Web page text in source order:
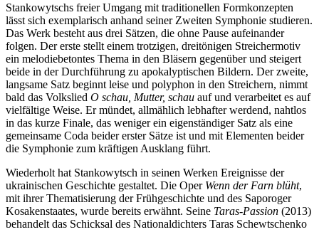
Stankowytschs freier Umgang mit traditionellen Formkonzepten
lässt sich exemplarisch anhand seiner Zweiten Symphonie studieren.
Das Werk besteht aus drei Sätzen, die ohne Pause aufeinander
folgen. Der erste stellt einem trotzigen, dreitönigen Streichermotiv
ein melodiebetontes Thema in den Bläsern gegenüber und steigert
beide in der Durchführung zu apokalyptischen Bildern. Der zweite,
langsame Satz beginnt leise und polyphon in den Streichern, nimmt
bald das Volkslied O schau, Mutter, schau auf und verarbeitet es auf
vielfältige Weise. Er mündet, allmählich lebhafter werdend, nahtlos
in das kurze Finale, das weniger ein eigenständiger Satz als eine
gemeinsame Coda beider erster Sätze ist und mit Elementen beider
die Symphonie zum kräftigen Ausklang führt.
Wiederholt hat Stankowytsch in seinen Werken Ereignisse der
ukrainischen Geschichte gestaltet. Die Oper Wenn der Farn blüht,
mit ihrer Thematisierung der Frühgeschichte und des Saporoger
Kosakenstaates, wurde bereits erwähnt. Seine Taras-Passion (2013)
behandelt das Schicksal des Nationaldichters Taras Schewtschenko